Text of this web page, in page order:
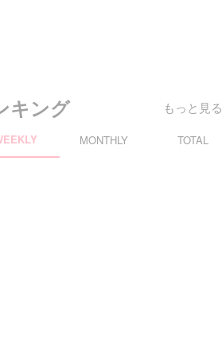
キング もっと見る
MONTHLY TOTAL